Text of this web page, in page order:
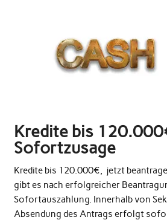
Kredite bis
Sofortzusage
Kredite bis 120.000€, jetzt
gibt es nach erfolgreicher
Sofortauszahlung. Innerhalb von
Absendung des Antrags erfolgt